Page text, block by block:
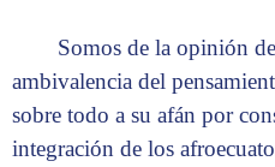
Somos de la opinión
ambivalencia del
sobre todo a su afán por
integración de los